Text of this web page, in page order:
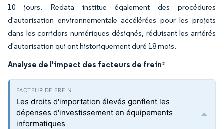
10 jours. Redata institue également des procédures
d'autorisation environnementale accélérées pour les projets
dans les corridors numériques désignés, réduisant les arriérés
d'autorisation qui ont historiquement duré 18 mois.
Analyse de l'impact des facteurs de frein*
Les droits d'importation élevés gonflent les
dépenses d'investissement en équipements
informatiques